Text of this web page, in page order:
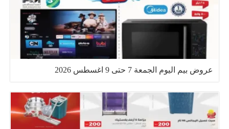
عروض بيم اليوم الجمعة 7 حتى 9 اغسطس 2026